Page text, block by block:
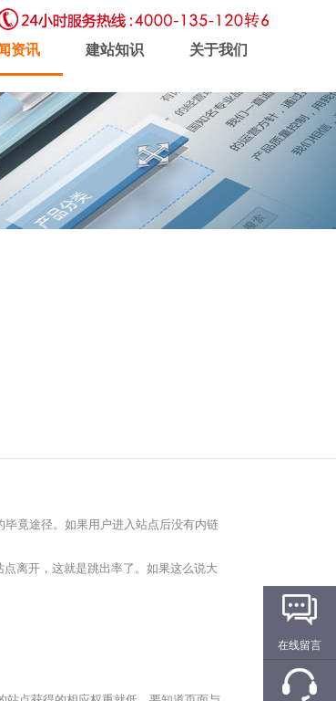
资讯 建站知识 关于我们
机 企业邮局 软件开发
竟途径。如果用户进入站点后没有内链
离开，这就是跳出率了。如果这么说大
在线留言